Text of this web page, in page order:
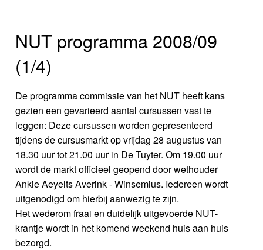
NUT programma 2008/09
(1/4)
De programma commissie van het NUT heeft kans
gezien een gevarieerd aantal cursussen vast te
leggen: Deze cursussen worden gepresenteerd
tijdens de cursusmarkt op vrijdag 28 augustus van
18.30 uur tot 21.00 uur in De Tuyter. Om 19.00 uur
wordt de markt officieel geopend door wethouder
Ankie Aeyelts Averink - Winsemius. Iedereen wordt
uitgenodigd om hierbij aanwezig te zijn.
Het wederom fraai en duidelijk uitgevoerde NUT-
krantje wordt in het komend weekend huis aan huis
bezorgd.